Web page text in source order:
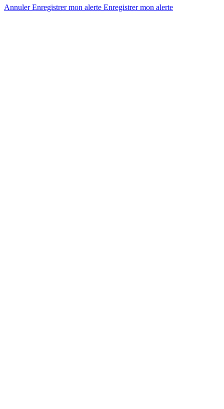
AnnulerEnregistrer mon alerte Enregistrermon alerte